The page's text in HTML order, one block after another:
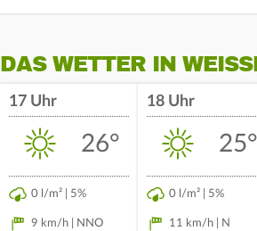
DAS WETTER IN
17 Uhr
26°
0 l/m² | 5%
9 km/h | NNO
18 Uhr
25°
0 l/m² | 5%
11 km/h | N